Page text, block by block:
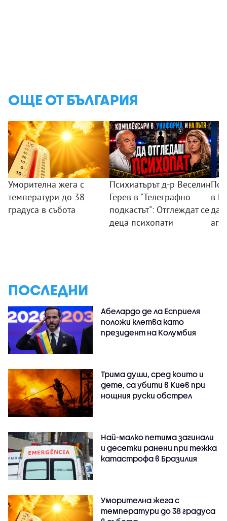
ОЩЕ ОТ БЪЛГАРИЯ
Уморителна жега с
температури до 38
градуса в събота
Психиатърът д-р Веселин
Герев в "Телеграфно
подкастът": Отглеждат се
деца психопати
в
ПОСЛЕДНИ
Абелардо де ла Есприеля
положи клетва като
президент на Колумбия
Трима души, сред които и
дете, са убити в Киев при
нощния руски обстрел
Най-малко петима загинали
и десетки ранени при тежка
катастрофа в Бразилия
Уморителна жега с
температури до 38 градуса